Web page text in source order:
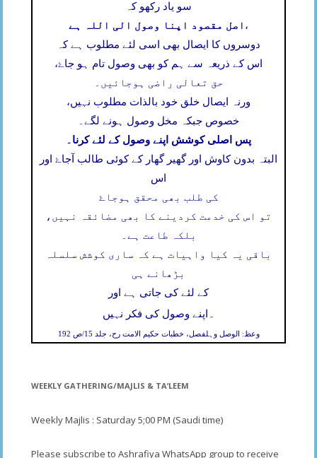
سو یاد رکھو کہ
اصل مقصود اپنا وصول الی اللہ ہے ،
دوسروں کا ایصال بھی اسی لئے مطلوب ہے کہ
اس کے ذریعہ سے ہم کو بھی وصول تام ہو جاۓ،
حق تعالی راضی ہوجائیں۔
ورنہ ایصال خلق خود بالذات مطلوب نہیں،
خصوص جبکہ مخل وصول ہونے لگے۔
پس اصلی کوشش اپنے وصول کے لئے کرنا۔
البتہ بدون کاوش اور گھیر گھار کے کوئی طالب آجاۓ اور
اس
کی طلب بھی محقق ہوجاۓ
تو اس کی خدمت کردینے کا بھی مضائقہ نہیں،
بلکہ طاعت ہے۔
باقی یہ کیا واہیات ہے کہ ساری کوشش سلسلہ
بڑھانے ہی
کے لئے کی جاتی ہے اور
اپنے وصول کی فکر نہیں ۔
وعظ: الوصل وہلفصل، خطبات حکیم الامت رح، جلد 15/ص 192
WEEKLY GATHERING/MAJLIS & TA’LEEM
Weekly Majlis : Saturday 5;00 PM (Saudi time)
Please subscribe to Ashrafiya WhatsApp group to receive